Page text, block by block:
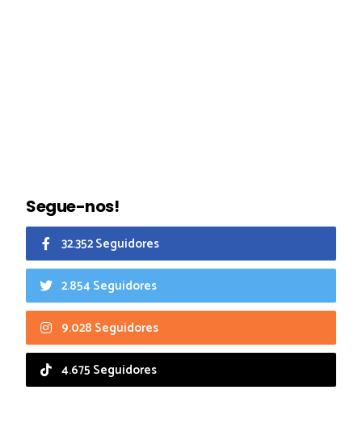
Segue-nos!
32.352 Seguidores
2.854 Seguidores
9.028 Seguidores
4.675 Seguidores